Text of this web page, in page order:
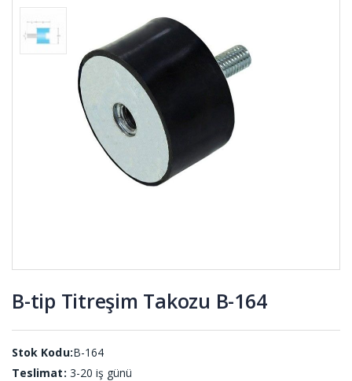
B-tip Titreşim Takozu B-164
Stok Kodu:B-164
Teslimat: 3-20 iş günü
Rakor
Contası RA-
Etek Lastiği
ETE-001
Yuvarlak
Çubuk
Delrin DLR-
Kule
Lastikleri